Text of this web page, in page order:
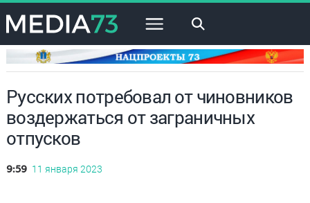
×
Русских потребовал от чиновников
воздержаться от заграничных
отпусков
9:59 11 января 2023